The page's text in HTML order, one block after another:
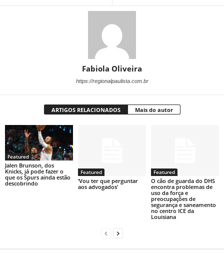
Fabiola Oliveira
https://regionalpaulista.com.br
ARTIGOS RELACIONADOS Mais do autor
Featured
Jalen Brunson, dos
Knicks, já pode fazer o
que os Spurs ainda estão
descobrindo
Featured
‘Vou ter que perguntar
aos advogados’
Featured
O cão de guarda do DHS
encontra problemas de
uso da força e
preocupações de
segurança e saneamento
no centro ICE da
Louisiana